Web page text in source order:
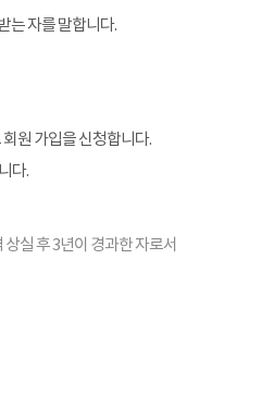
는 자를 말합니다.
원 가입을 신청합니다.
다.
실 후 3년이 경과한 자로서